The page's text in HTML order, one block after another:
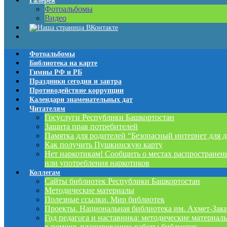
Фотоальбомы
Видео
Фотоальбомы
Библиотека на карте
Гимны РФ и РБ
Праздники сегодня и завтра
Противодействие коррупции
Календари знаменательных дат
Читателям
Госуслуги Республики Башкортостан
Защита прав потребителей
Памятка для родителей “Безопасный интернет для
Как получить Пушкинскую карту
Нет наркотикам! Сообщить о местах
или употребления наркотиков
Коллегам
Сайты библиотек Республики Башкортостан
Методические материалы
Полезные ссылки. Мир библиотек
Проекты. Национальная библиотека им. Ахмет-
Год педагога и наставника: методические